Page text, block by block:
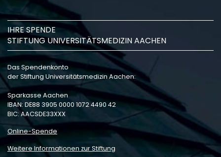
IHRE SPENDE
STIFTUNG UNIVERSITÄTSMEDIZIN AACHEN
Das Spendenkonto
der Stiftung Universitätsmedizin Aachen:
Sparkasse Aachen
IBAN: DE88 3905 0000 1072 4490 42
BIC: AACSDE33XXX
Online-Spende
Weitere Informationen zur Stiftung